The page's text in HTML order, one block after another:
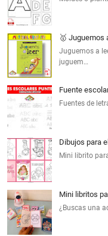
🥇 Juguemos
Juguemos a
juguem…
Fuente
Fuentes de
Dibujos para
Mini librito
Mini libritos
¿Buscas una